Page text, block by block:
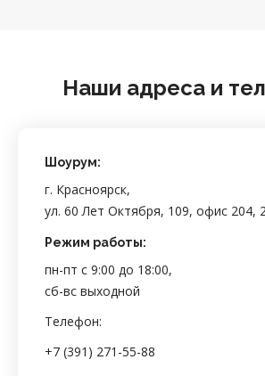
Наши адреса и
Шоурум:
г. Красноярск,
ул. 60 Лет Октября, 109, офис 204,
Режим работы:
пн-пт с 9:00 до 18:00,
сб-вс выходной
Телефон:
+7 (391) 271-55-88